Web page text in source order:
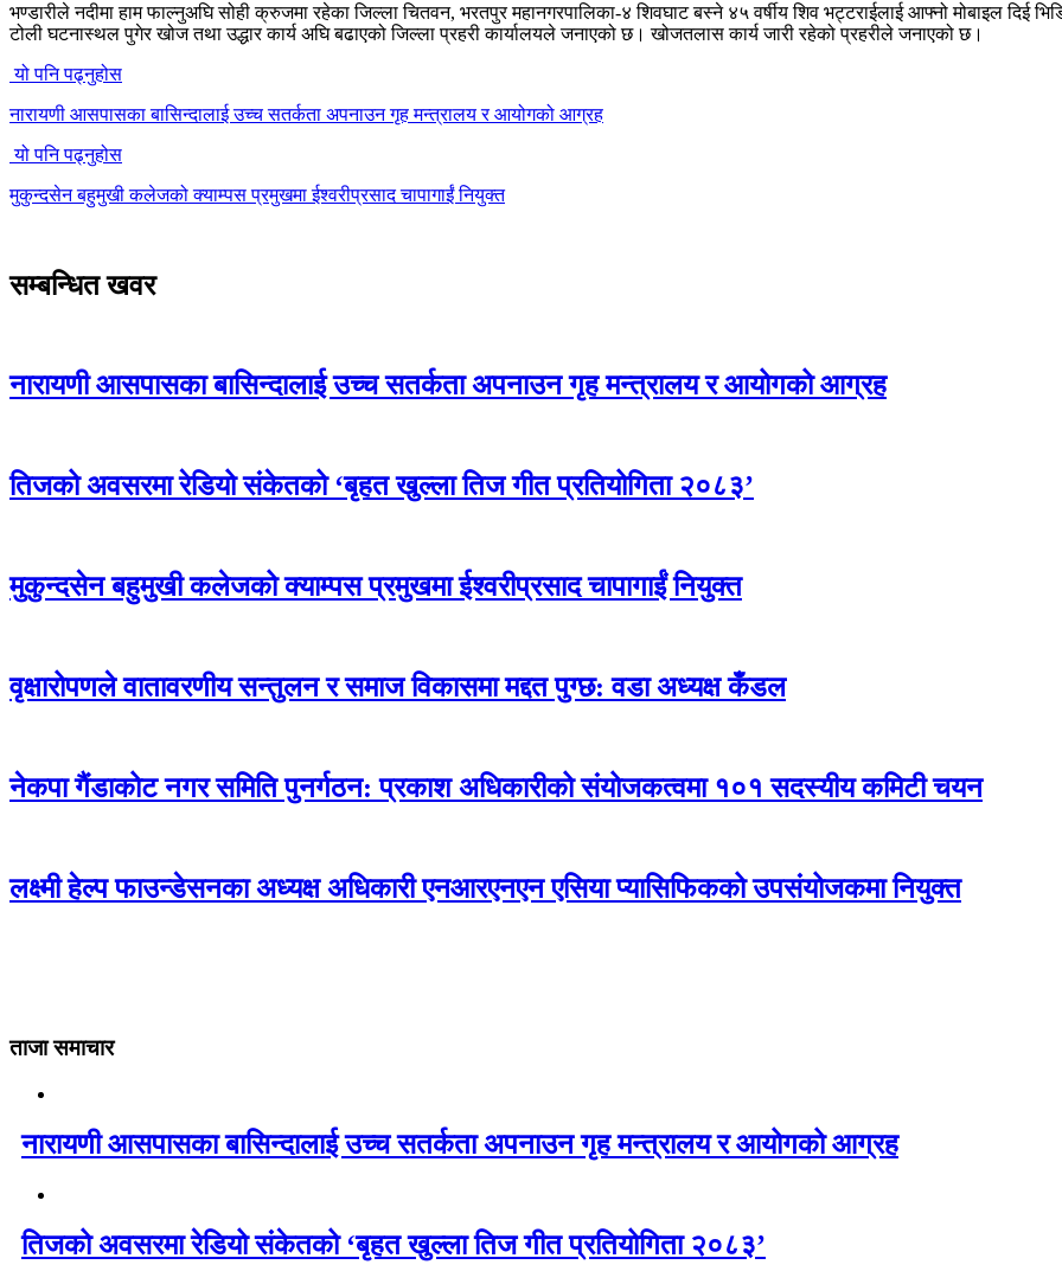
भण्डारीले नदीमा हाम फाल्नुअघि सोही क्रुजमा रहेका जिल्ला चितवन, भरतपुर महानगरपालिका-४ शिवघाट बस्ने ४५ वर्षीय शिव भट्टराईलाई आफ्नो मोबाइल दिई
टोली घटनास्थल पुगेर खोज तथा उद्धार कार्य अघि बढाएको जिल्ला प्रहरी कार्यालयले जनाएको छ। खोजतलास कार्य जारी रहेको प्रहरीले जनाएको छ।
यो पनि पढ्नुहोस
नारायणी आसपासका बासिन्दालाई उच्च सतर्कता अपनाउन गृह मन्त्रालय र आयोगको आग्रह
यो पनि पढ्नुहोस
मुकुन्दसेन बहुमुखी कलेजको क्याम्पस प्रमुखमा ईश्वरीप्रसाद चापागाईं नियुक्त
सम्बन्धित खवर
नारायणी आसपासका बासिन्दालाई उच्च सतर्कता अपनाउन गृह मन्त्रालय र आयोगको आग्रह
तिजको अवसरमा रेडियो संकेतको ‘बृहत खुल्ला तिज गीत प्रतियोगिता २०८३’
मुकुन्दसेन बहुमुखी कलेजको क्याम्पस प्रमुखमा ईश्वरीप्रसाद चापागाईं नियुक्त
वृक्षारोपणले वातावरणीय सन्तुलन र समाज विकासमा मद्दत पुग्छ: वडा अध्यक्ष कँडल
नेकपा गैंडाकोट नगर समिति पुनर्गठन: प्रकाश अधिकारीको संयोजकत्वमा १०१ सदस्यीय कमिटी चयन
लक्ष्मी हेल्प फाउन्डेसनका अध्यक्ष अधिकारी एनआरएनएन एसिया प्यासिफिकको उपसंयोजकमा नियुक्त
ताजा समाचार
नारायणी आसपासका बासिन्दालाई उच्च सतर्कता अपनाउन गृह मन्त्रालय र आयोगको आग्रह
तिजको अवसरमा रेडियो संकेतको ‘बृहत खुल्ला तिज गीत प्रतियोगिता २०८३’